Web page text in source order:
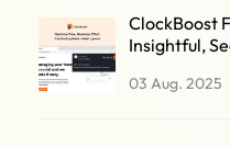
ClockBoost
Insightful,
03 Aug. 2025